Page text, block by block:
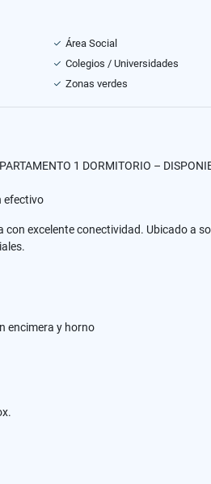
Área Social
Colegios / Universidades
Zonas verdes
1 DORMITORIO –
efectivo
con excelente conectividad. Ubicado a
encimera y horno